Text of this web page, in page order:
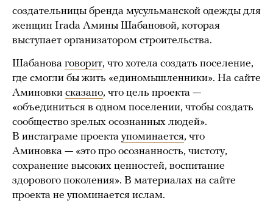
создательницы бренда мусульманской одежды для
женщин Irada Амины Шабановой, которая
выступает организатором строительства.
Шабанова говорит, что хотела создать поселение,
где смогли бы жить «единомышленники». На сайте
Аминовки сказано, что цель проекта —
«объединиться в одном поселении, чтобы создать
сообщество зрелых осознанных людей».
В инстаграме проекта упоминается, что
Аминовка — «это про осознанность, чистоту,
сохранение высоких ценностей, воспитание
здорового поколения». В материалах на сайте
проекта не упоминается ислам.